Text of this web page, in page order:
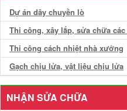
Dự án dây chuyền lò
Thi công, xây lắp, sửa chữa
Thi công cách nhiệt nhà xưởng
Gạch chịu lửa, vật liệu chịu lửa
NHẬN SỬA CHỮA